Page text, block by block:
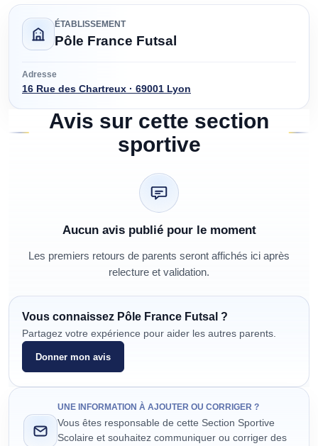
ÉTABLISSEMENT
Pôle France Futsal
Adresse
16 Rue des Chartreux · 69001 Lyon
Avis sur cette section
sportive
Aucun avis publié pour le moment
Les premiers retours de parents seront affichés ici après
relecture et validation.
Vous connaissez Pôle France Futsal ?
Partagez votre expérience pour aider les autres parents.
Donner mon avis
UNE INFORMATION À AJOUTER OU CORRIGER ?
Vous êtes responsable de cette Section Sportive
Scolaire et souhaitez communiquer ou corriger des